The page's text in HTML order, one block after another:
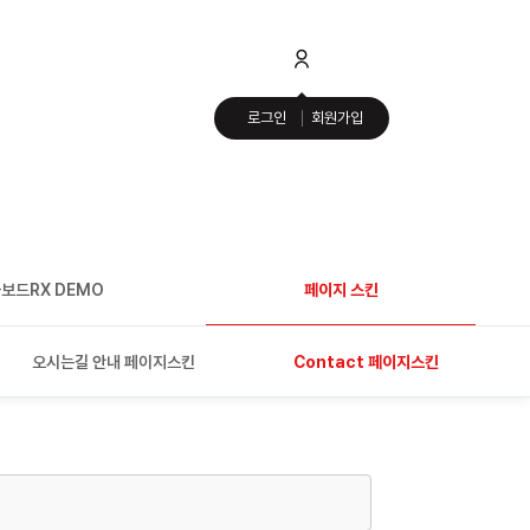
로그인 회원가입
드RX DEMO 페이지 스킨
오시는길 안내 페이지스킨 Contact 페이지스킨